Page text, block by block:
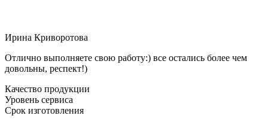
Ирина Криворотова
Отлично выполняете свою работу:) все остались более чем
довольны, респект!)
Качество продукции
Уровень сервиса
Срок изготовления